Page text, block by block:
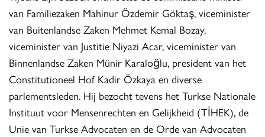
van Familiezaken Mahinur Özdemir Göktaş, viceminister
van Buitenlandse Zaken Mehmet Kemal Bozay,
viceminister van Justitie Niyazi Acar, viceminister van
Binnenlandse Zaken Münir Karaloğlu, president van het
Constitutioneel Hof Kadir Özkaya en diverse
parlementsleden. Hij bezocht tevens het Turkse Nationale
Instituut voor Mensenrechten en Gelijkheid (TİHEK), de
Unie van Turkse Advocaten en de Orde van Advocaten